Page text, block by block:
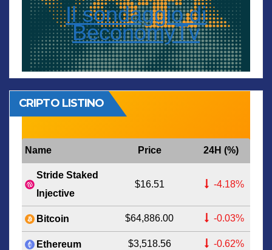
Il sondaggio di
BeconomyTv
CRIPTO LISTINO
Name Price 24H (%)
Stride Staked
Injective
$16.51 -4.18%
Bitcoin $64,886.00 -0.03%
Ethereum $3,518.56 -0.62%